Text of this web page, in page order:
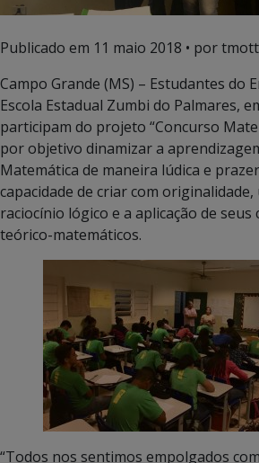
Publicado em 11 maio 2018 • por
Campo Grande (MS) – Estudantes do
Escola Estadual Zumbi do Palmares,
participam do projeto “Concurso
por objetivo dinamizar a
Matemática de maneira lúdica e
capacidade de criar com
raciocínio lógico e a aplicação de seus
teórico-matemáticos.
“Todos nos sentimos empolgados